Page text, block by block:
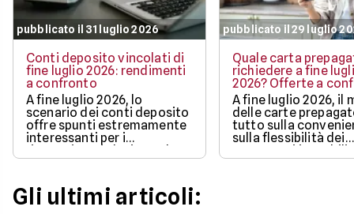
pubblicato il 31 luglio 2026
Conti deposito vincolati di
fine luglio 2026: rendimenti
a confronto
A fine luglio 2026, lo
scenario dei conti deposito
offre spunti estremamente
interessanti per i
proteggere l'efficacia dei
pubblicato il 29 luglio
Quale carta
richiedere a fine
2026? Offerte a
A fine luglio 2026, il
delle carte
tutto sulla
sulla flessibilità dei
bonus di benvenuto
Gli ultimi articoli: